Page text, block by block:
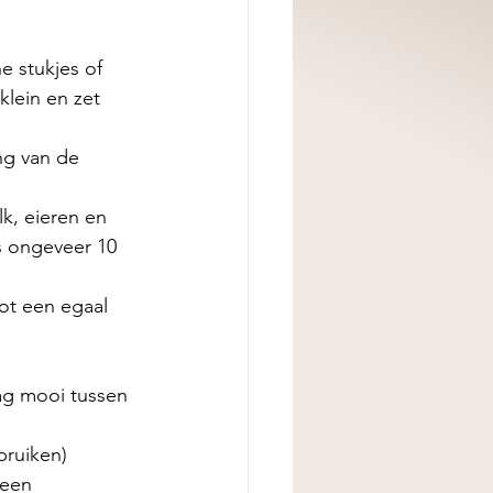
stukjes of
en zet
van de
eieren en
10
een egaal
mooi tussen